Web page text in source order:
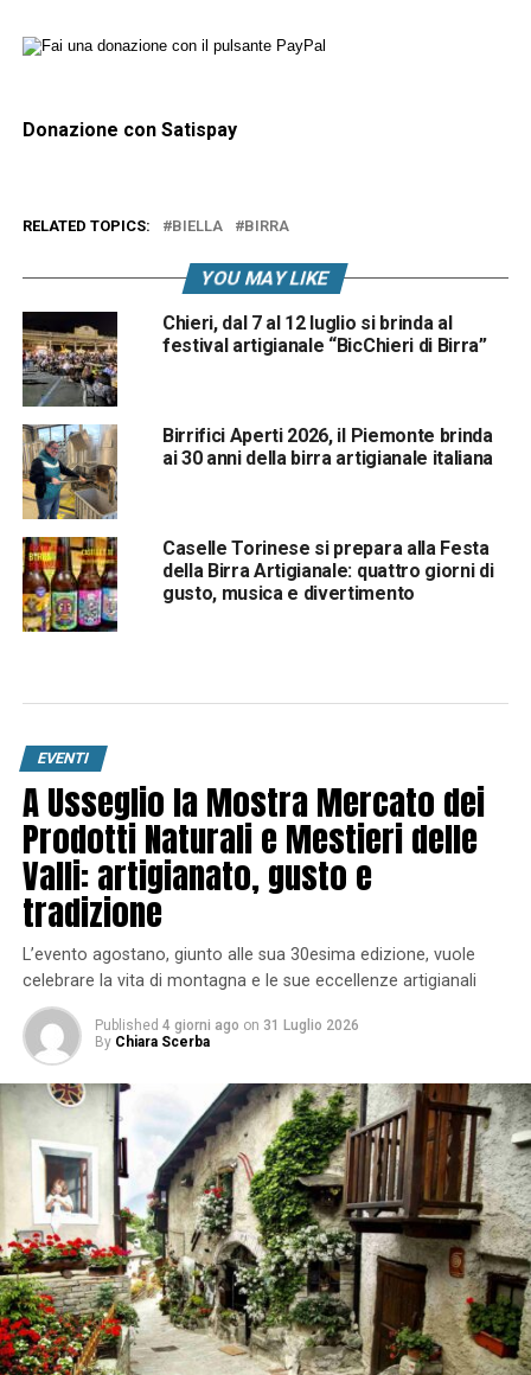
Donazione con Satispay
RELATED TOPICS: BIELLA BIRRA
YOU MAY LIKE
Chieri, dal 7 al 12 luglio si brinda al
festival artigianale “BicChieri di Birra”
Birrifici Aperti 2026, il Piemonte brinda
ai 30 anni della birra artigianale italiana
Caselle Torinese si prepara alla Festa
della Birra Artigianale: quattro giorni di
gusto, musica e divertimento
EVENTI
A Usseglio la Mostra Mercato dei
Prodotti Naturali e Mestieri delle
Valli: artigianato, gusto e
tradizione
L’evento agostano, giunto alle sua 30esima edizione, vuole
celebrare la vita di montagna e le sue eccellenze artigianali
Published 4 giorni ago on 31 Luglio 2026
By Chiara Scerba